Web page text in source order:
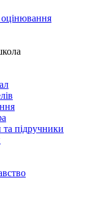
та підручники